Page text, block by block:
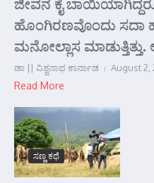
ಹೊಂಗಿರಣವೊಂದು ಸದಾ
ಮನೋಲ್ಲಾಸ
ಡಾ || ವಿಶ್ವನಾಥ ಕಾರ್ನಾಡ August 2,
Read More
ಸಣ್ಣ ಕಥೆ